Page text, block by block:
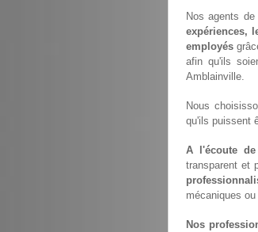
Nos agents
expériences,
employés
afin qu'ils
Amblainville.
Nous
qu'ils puissent
A l'écoute
transparent et
mécaniques
Nos